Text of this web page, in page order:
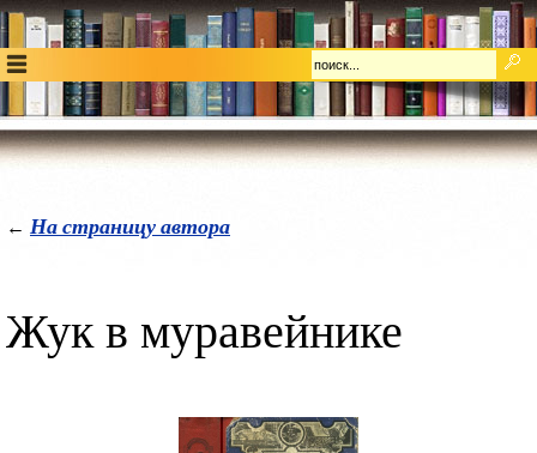
← На страницу автора
Жук в муравейнике